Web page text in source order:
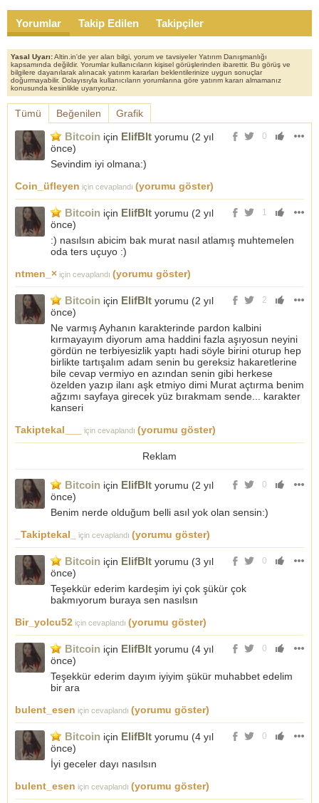
Yorumlar Takip Edilen Takipçiler
Yasal Uyarı:Altin.in'de yer alan bilgi, yorum ve tavsiyeler Yatırım Danışmanlığı
kapsamında değildir. Yorumlar kullanıcıların kişisel görüşlerinden ibarettir. Bu görüş ve
bilgilere dayanılarak alınacak yatırım kararları beklentilerinize uygun sonuçlar
doğurmayabilir. Dolayısıyla kullanıcıların yorumlarına göre yatırım kararı almamanız
konusunda kesinlikle uyarıyoruz.
Tümü Beğenilen Grafik
0
Bitcoin için ElifBlt yorumu (2 yıl
önce)
Sevindim iyi olmana:)
Coin_üfleyen için cevaplandı (yorumu göster)
1
Bitcoin için ElifBlt yorumu (2 yıl
önce)
:) nasılsın abicim bak murat nasıl atlamış muhtemelen
oda ters uçuyo :)
ntmen_× için cevaplandı (yorumu göster)
2
Bitcoin için ElifBlt yorumu (2 yıl
önce)
Ne varmış Ayhanın karakterinde pardon kalbini
kırmayayım diyorum ama haddini fazla aşıyosun neyini
gördün ne terbiyesizlik yaptı hadi söyle birini oturup hep
birlikte tartışalım adam senin bu gereksiz hakaretlerine
bile cevap vermiyo en azından senin gibi herkese
özelden yazıp ilanı aşk etmiyo dimi Murat açtırma benim
ağzımı sayfaya girecek yüz bırakmam sende... karakter
kanseri
Takiptekal___
için cevaplandı (yorumu göster)
Reklam
0
Bitcoin için ElifBlt yorumu (2 yıl
önce)
Benim nerde olduğum belli asıl yok olan sensin:)
_Takiptekal_
için cevaplandı (yorumu göster)
0
Bitcoin için ElifBlt yorumu (3 yıl
önce)
Teşekkür ederim kardeşim iyi çok şükür çok
bakmıyorum buraya sen nasılsın
Bir_yolcu52 için cevaplandı (yorumu göster)
0
Bitcoin için ElifBlt yorumu (4 yıl
önce)
Teşekkür ederim dayım iyiyim şükür muhabbet edelim
bir ara
bulent_esen için cevaplandı (yorumu göster)
0
Bitcoin için ElifBlt yorumu (4 yıl
önce)
İyi geceler dayı nasılsın
bulent_esen için cevaplandı (yorumu göster)